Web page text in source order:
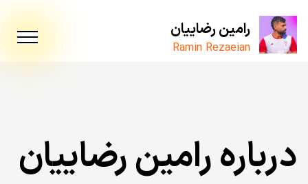
رامین رضاییان
Ramin Rezaeian
درباره رامین رضاییان